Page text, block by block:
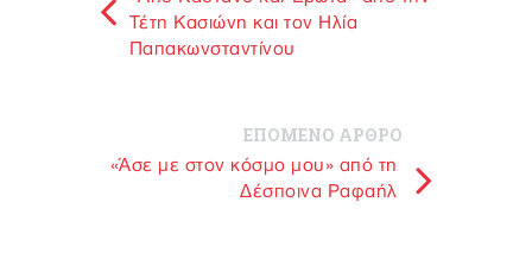
Τέτη Κασιώνη και τον Ηλία
Παπακωνσταντίνου
ΕΠΟΜΕΝΟ ΑΡΘΡΟ
«Άσε με στον κόσμο μου» από τη
Δέσποινα Ραφαήλ